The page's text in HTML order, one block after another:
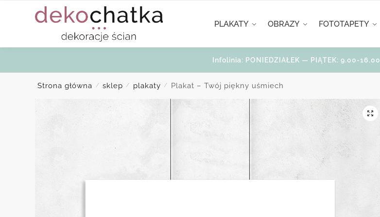
PLAKATY OBRAZY FOTOTAPETY
Infolinia: PONIEDZIAŁEK — PIĄTEK: 9.00-16.00
Strona główna / sklep / plakaty / Plakat – Twój piękny uśmiech